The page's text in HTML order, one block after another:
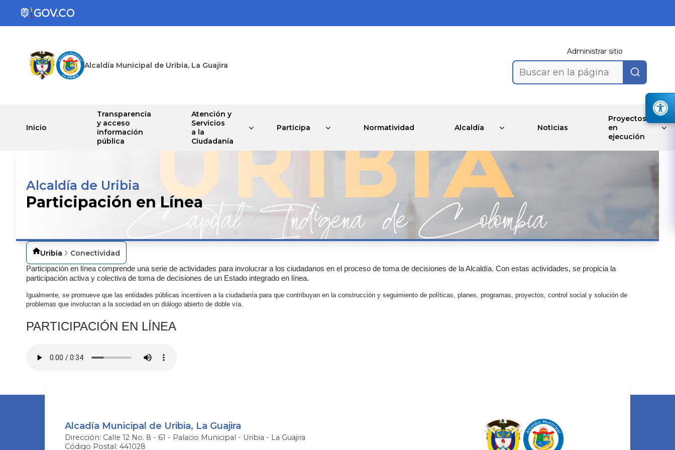
Alcaldía Municipal de Uribia, La Guajira
Administrar sitio
Buscar en la página
Inicio
Transparencia
y acceso
información
pública
Atención y
Servicios
a la
Ciudadanía
Participa Normatividad Alcaldía Noticias
Proyectos
en
ejecución
Alcaldía de Uribia
Participación en Línea
Uribia Conectividad
Participación ​en línea comprende una serie de actividades para involucrar a los ciudadanos en el proceso de toma de decisiones de la Alcaldía. Con estas actividades, se propicia la
participación activa y colectiva de toma de decisiones de un Estado integrado en línea.
Igualmente, se promueve que las entidades públicas incentiven a la ciudadanía para que contribuyan en la construcción y seguimiento de políticas, planes, programas, proyectos, control social y solución de
problemas que involucran a la sociedad en un diálogo abierto de doble vía.​​​​
​​PARTICIPACIÓN EN LÍNEA​
Alcadía Municipal de Uribia, La Guajira
Dirección: Calle 12 No. 8 - 61 - Palacio Municipal - Uribia - La Guajira
Código Postal: 441028